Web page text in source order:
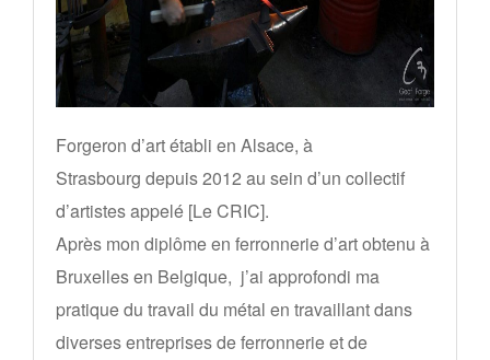
Forgeron d’art établi en Alsace, à
Strasbourg depuis 2012 au sein d’un collectif
d’artistes appelé [Le CRIC].
Après mon diplôme en ferronnerie d’art obtenu à
Bruxelles en Belgique, j’ai approfondi ma
pratique du travail du métal en travaillant dans
diverses entreprises de ferronnerie et de